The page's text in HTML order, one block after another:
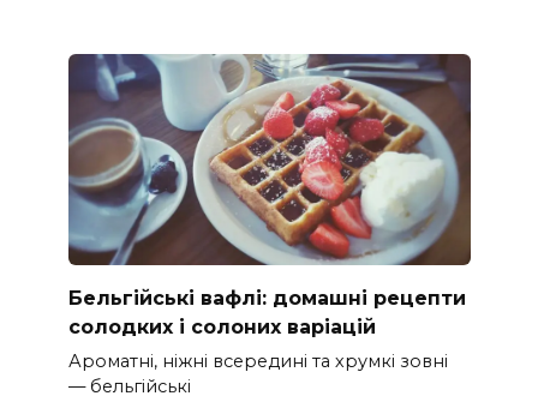
Бельгійські вафлі: домашні рецепти
солодких і солоних варіацій
Ароматні, ніжні всередині та хрумкі зовні
— бельгійські